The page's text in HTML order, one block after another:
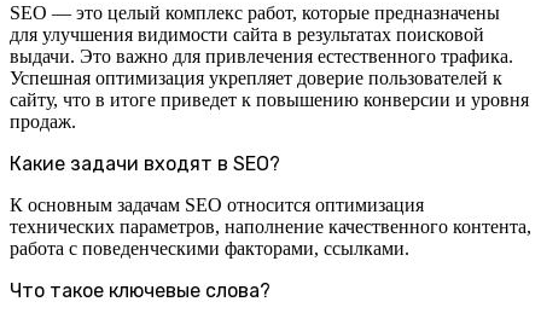
SEO — это целый комплекс работ, которые предназначены
для улучшения видимости сайта в результатах поисковой
выдачи. Это важно для привлечения естественного трафика.
Успешная оптимизация укрепляет доверие пользователей к
сайту, что в итоге приведет к повышению конверсии и уровня
продаж.
Какие задачи входят в SEO?
К основным задачам SEO относится оптимизация
технических параметров, наполнение качественного контента,
работа с поведенческими факторами, ссылками.
Что такое ключевые слова?